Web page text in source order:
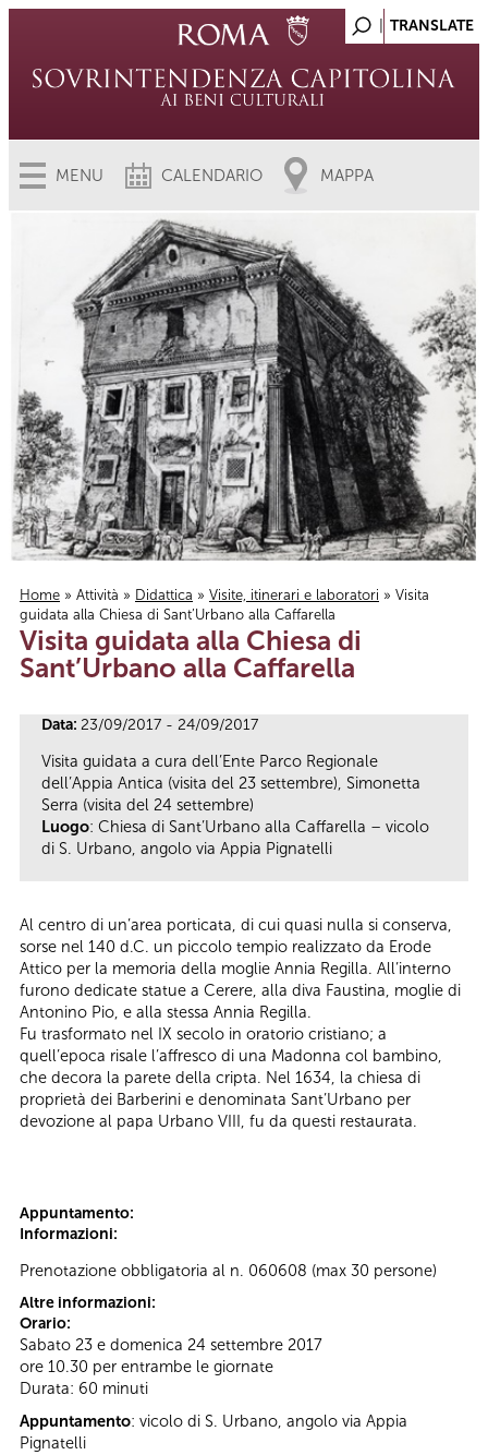
MENU CALENDARIO MAPPA
Tu sei qui
Home » Attività » Didattica » Visite, itinerari e laboratori » Visita
guidata alla Chiesa di Sant’Urbano alla Caffarella
Visita guidata alla Chiesa di
Sant’Urbano alla Caffarella
Data: 23/09/2017 - 24/09/2017
Visita guidata a cura dell’Ente Parco Regionale
dell’Appia Antica (visita del 23 settembre), Simonetta
Serra (visita del 24 settembre)
Luogo: Chiesa di Sant’Urbano alla Caffarella – vicolo
di S. Urbano, angolo via Appia Pignatelli
Al centro di un’area porticata, di cui quasi nulla si conserva,
sorse nel 140 d.C. un piccolo tempio realizzato da Erode
Attico per la memoria della moglie Annia Regilla. All’interno
furono dedicate statue a Cerere, alla diva Faustina, moglie di
Antonino Pio, e alla stessa Annia Regilla.
Fu trasformato nel IX secolo in oratorio cristiano; a
quell’epoca risale l’affresco di una Madonna col bambino,
che decora la parete della cripta. Nel 1634, la chiesa di
proprietà dei Barberini e denominata Sant’Urbano per
devozione al papa Urbano VIII, fu da questi restaurata.
Appuntamento:
Informazioni:
Prenotazione obbligatoria al n. 060608 (max 30 persone)
Altre informazioni:
Orario:
Sabato 23 e domenica 24 settembre 2017
ore 10.30 per entrambe le giornate
Durata: 60 minuti
Appuntamento: vicolo di S. Urbano, angolo via Appia
Pignatelli